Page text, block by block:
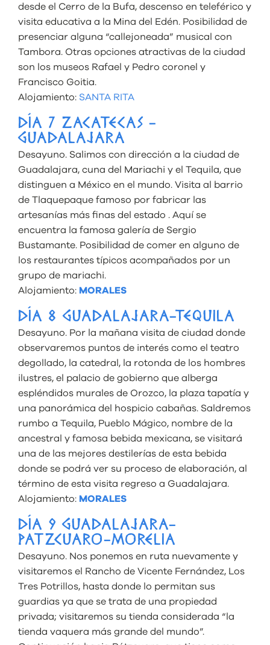
desde el Cerro de la Bufa, descenso en teleférico y
visita educativa a la Mina del Edén. Posibilidad de
presenciar alguna “callejoneada” musical con
Tambora. Otras opciones atractivas de la ciudad
son los museos Rafael y Pedro coronel y
Francisco Goitia.
Alojamiento: SANTA RITA
DÍA 7 ZACATECAS -
GUADALAJARA
Desayuno. Salimos con dirección a la ciudad de
Guadalajara, cuna del Mariachi y el Tequila, que
distinguen a México en el mundo. Visita al barrio
de Tlaquepaque famoso por fabricar las
artesanías más finas del estado . Aquí se
encuentra la famosa galería de Sergio
Bustamante. Posibilidad de comer en alguno de
los restaurantes típicos acompañados por un
grupo de mariachi.
Alojamiento: MORALES
DÍA 8 GUADALAJARA-TEQUILA
Desayuno. Por la mañana visita de ciudad donde
observaremos puntos de interés como el teatro
degollado, la catedral, la rotonda de los hombres
ilustres, el palacio de gobierno que alberga
espléndidos murales de Orozco, la plaza tapatía y
una panorámica del hospicio cabañas. Saldremos
rumbo a Tequila, Pueblo Mágico, nombre de la
ancestral y famosa bebida mexicana, se visitará
una de las mejores destilerías de esta bebida
donde se podrá ver su proceso de elaboración, al
término de esta visita regreso a Guadalajara.
Alojamiento: MORALES
DÍA 9 GUADALAJARA-
PATZCUARO-MORELIA
Desayuno. Nos ponemos en ruta nuevamente y
visitaremos el Rancho de Vicente Fernández, Los
Tres Potrillos, hasta donde lo permitan sus
guardias ya que se trata de una propiedad
privada; visitaremos su tienda considerada “la
tienda vaquera más grande del mundo”.